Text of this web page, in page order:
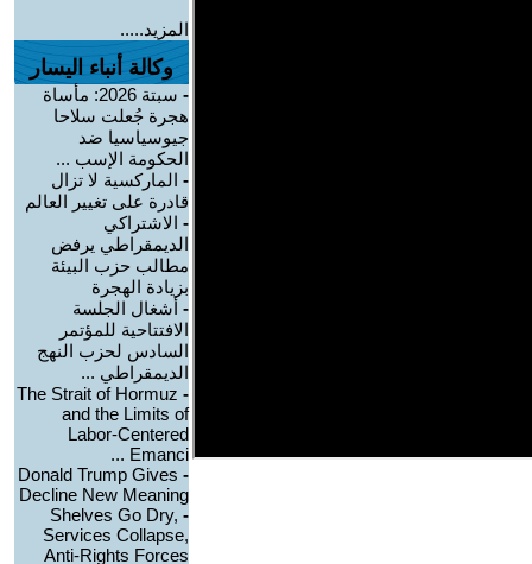
المزيد.....
وكالة أنباء اليسار
-
سبتة 2026: مأساة
هجرة جُعلت سلاحا
جيوسياسيا ضد
الحكومة الإسب ...
- الماركسية لا تزال
قادرة على تغيير العالم
- الاشتراكي
الديمقراطي يرفض
مطالب حزب البيئة
بزيادة الهجرة
- أشغال الجلسة
الافتتاحية للمؤتمر
السادس لحزب النهج
الديمقراطي ...
-
The Strait of Hormuz
and the Limits of
Labor-Centered
Emanci ...
-
Donald Trump Gives
Decline New Meaning
-
Shelves Go Dry,
Services Collapse,
Anti-Rights Forces